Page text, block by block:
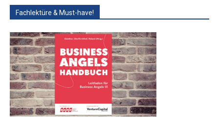
Fachlektüre & Must-have!